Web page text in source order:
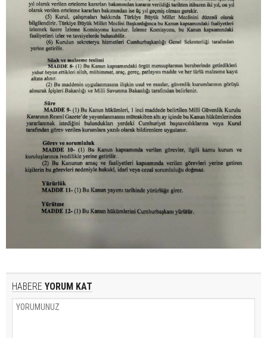
HABERE YORUM KAT